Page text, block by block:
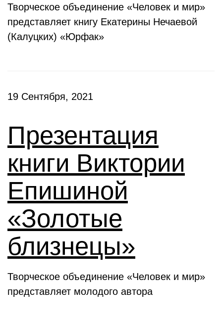
Творческое объединение «Человек и мир»
представляет книгу Екатерины Нечаевой
(Калуцких) «Юрфак»
19 Сентября, 2021
Презентация
книги Виктории
Епишиной
«Золотые
близнецы»
Творческое объединение «Человек и мир»
представляет молодого автора